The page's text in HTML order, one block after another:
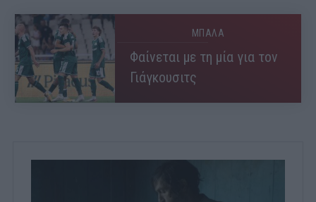
ΜΠΑΛΑ
Φαίνεται με τη μία για τον
Γιάγκουσιτς